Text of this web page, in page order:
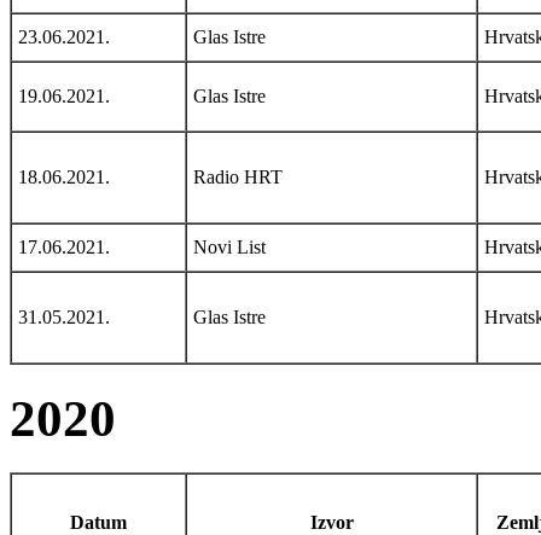
23.06.2021. Glas Istre
19.06.2021. Glas Istre
18.06.2021. Radio HRT
17.06.2021. Novi List
31.05.2021. Glas Istre
2020
Datum Izvor